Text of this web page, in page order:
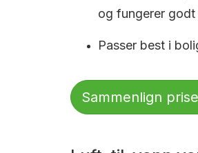
og fungerer godt
Passer best i
Sammenlign